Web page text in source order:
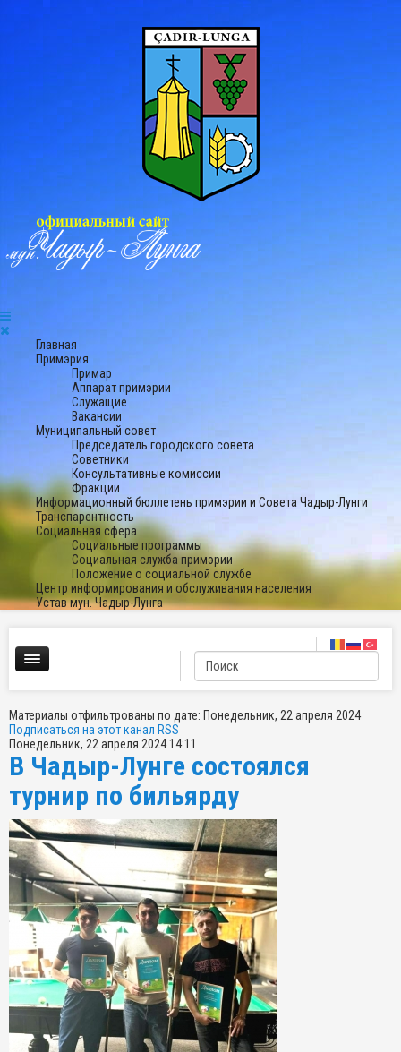
Главная
Примэрия
Примар
Аппарат примэрии
Служащие
Вакансии
Муниципальный совет
Председатель городского совета
Советники
Консультативные комиссии
Фракции
Информационный бюллетень примэрии и Совета Чадыр-Лунги
Транспарентность
Социальная сфера
Социальные программы
Социальная служба примэрии
Положение о социальной службе
Центр информирования и обслуживания населения
Устав мун. Чадыр-Лунга
Материалы отфильтрованы по дате: Понедельник, 22 апреля 2024
Подписаться на этот канал RSS
Понедельник, 22 апреля 2024 14:11
В Чадыр-Лунге состоялся
турнир по бильярду